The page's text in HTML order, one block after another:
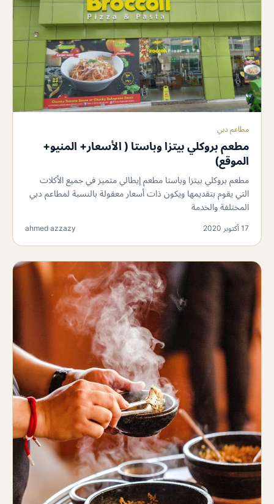
مطاعم دبي
مطعم بروكلي بيتزا وباستا ( الأسعار+ المنيو+
الموقع)
مطعم بروكلي بيتزا وباستا مطعم إيطالي متميز في جميع الأكلات
التي يقوم بتقديمها ويكون ذات أسعار معقولة بالنسبة لمطاعم دبي
المختلفة والخدمة
17 أكتوبر 2020 ahmed azzazy